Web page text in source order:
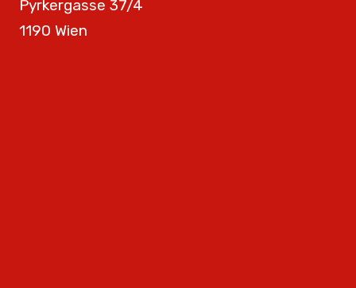
Pyrkergasse 37/4
1190 Wien